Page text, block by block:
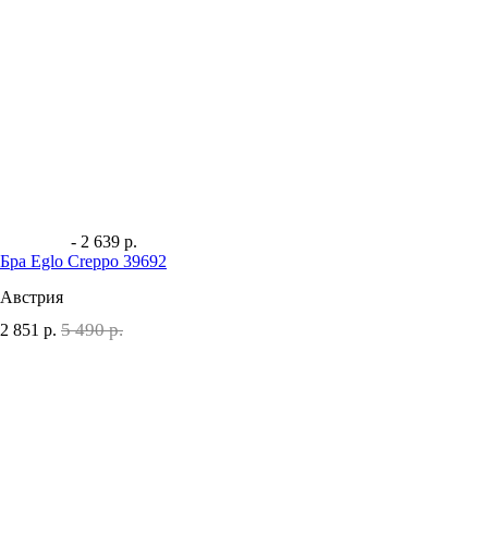
- 2 639 р.
Бра Eglo Creppo 39692
Австрия
2 851 р. 5 490 р.